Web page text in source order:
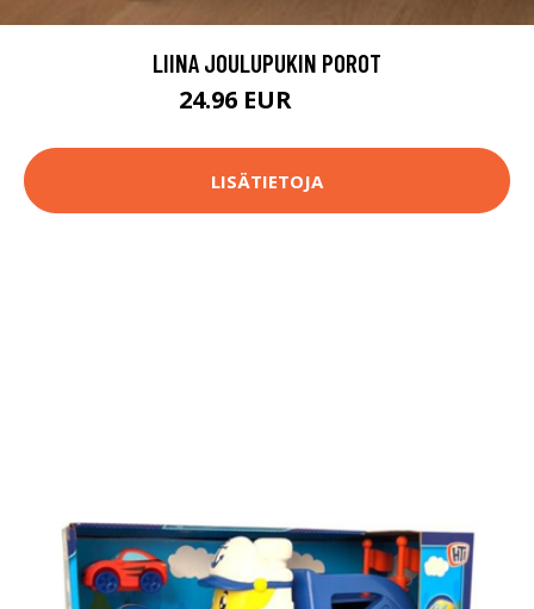
LIINA JOULUPUKIN POROT
24.96 EUR
LISÄTIETOJA